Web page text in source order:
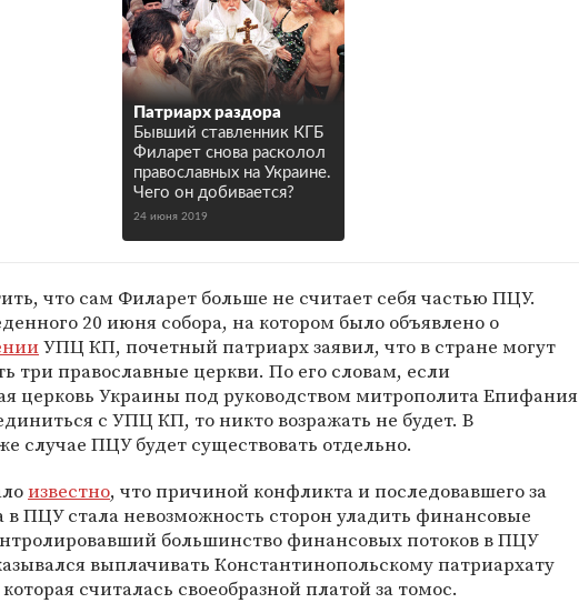
Патриарх раздора
Бывший ставленник КГБ
Филарет снова расколол
православных на Украине.
Чего он добивается?
24 июня 2019
что сам Филарет больше не считает себя частью ПЦУ.
20 июня собора, на котором было объявлено о
УПЦ КП, почетный патриарх заявил, что в стране могут
три православные церкви. По его словам, если
церковь Украины под руководством митрополита Епифания
с УПЦ КП, то никто возражать не будет. В
случае ПЦУ будет существовать отдельно.
известно, что причиной конфликта и последовавшего за
в ПЦУ стала невозможность сторон уладить финансовые
большинство финансовых потоков в ПЦУ
выплачивать Константинопольскому патриархату
считалась своеобразной платой за томос.